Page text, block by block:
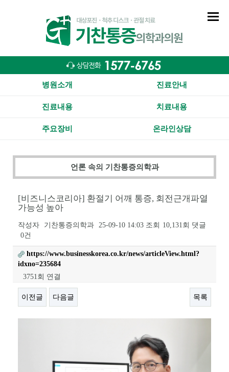
병원소개 진료안내
진료내용 치료내용
주요장비 온라인상담
언론 속의 기찬통증의학과
[비즈니스코리아] 환절기 어깨 통증, 회전근개파열
가능성 높아
작성자 기찬통증의학과 25-09-10 14:03 조회 10,131회 댓글
0건
https://www.businesskorea.co.kr/news/articleView.html?
idxno=235684
3751회 연결
이전글 다음글 목록